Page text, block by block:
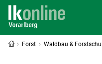
Forst Waldbau &